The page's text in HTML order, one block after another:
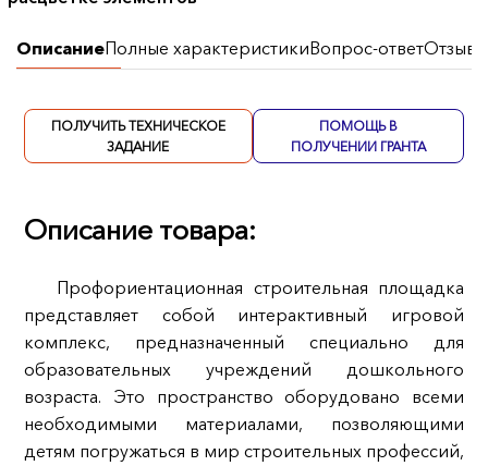
ОписаниеПолные характеристикиВопрос-ответОтзывы
ПОЛУЧИТЬ ТЕХНИЧЕСКОЕ
ЗАДАНИЕ
ПОМОЩЬ В
ПОЛУЧЕНИИ ГРАНТА
Описание товара:
Профориентационная строительная площадка
представляет собой интерактивный игровой
комплекс, предназначенный специально для
образовательных учреждений дошкольного
возраста. Это пространство оборудовано всеми
необходимыми материалами, позволяющими
детям погружаться в мир строительных профессий,